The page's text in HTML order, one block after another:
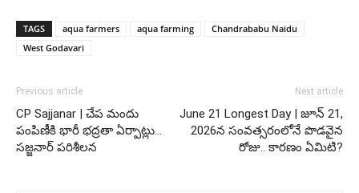
TAGS aqua farmers aqua farming
Chandrababu Naidu
West Godavari
Previous article
CP Sajjanar | చేప మందు
పంపిణీకి భారీ భద్రతా ఏర్పాట్లు…
సజ్జనార్ పరిశీలన
Next article
June 21 Longest Day | జూన్ 21,
2026న సంవత్సరంలోనే పొడవైన
రోజు.. కారణం ఏమిటి?